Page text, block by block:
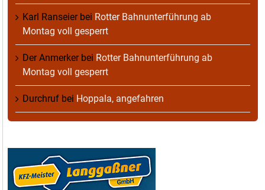
Karl Ranseierbei Rotter Bahnunterführung ab
Montag voll gesperrt
Der Anmerkerbei Rotter Bahnunterführung ab
Montag voll gesperrt
Durchruf bei Hoppala, angefahren